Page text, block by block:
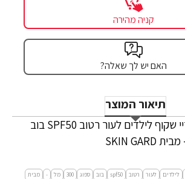
קניה מהירה
האם יש לך שאלה?
תיאור המוצר
סקין גארד ספריי שקוף לילדים לעור רטוב SPF50 בוב
לילדים לעור רטוב spf50 בוב ספוג 300 מל -
מבית